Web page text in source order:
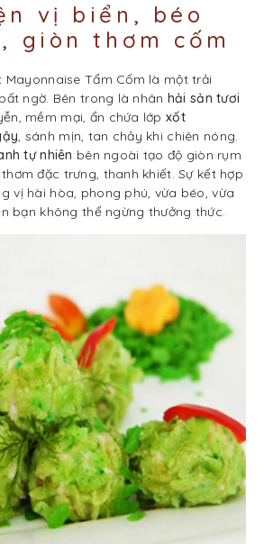
vị biển, béo
giòn thơm cốm
Mayonnaise Tẩm Cốm là một trải
ngờ. Bên trong là nhân hải sản tươi
mềm mại, ẩn chứa lớpxốt
, sánh mịn, tan chảy khi chiên nóng.
tự nhiên bên ngoài tạo độ giòn rụm
đặc trưng, thanh khiết. Sự kết hợp
vị hài hòa, phong phú, vừa béo, vừa
bạn không thể ngừng thưởng thức.